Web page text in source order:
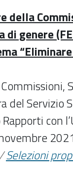
della
di genere
del Servizio
con
Selezioni